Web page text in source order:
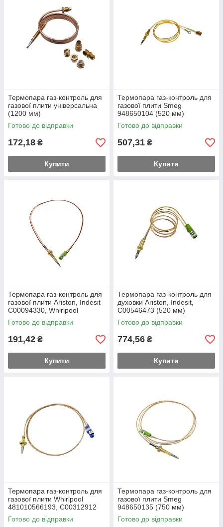
Термопара газ-контроль для
газової плити універсальна
(1200 мм)
Готово до відправки
172,18 ₴
Купити
Термопара газ-контроль для
газової плити Smeg
948650104 (520 мм)
Готово до відправки
507,31 ₴
Купити
Термопара газ-контроль для
газової плити Ariston, Indesit
C00094330, Whirlpool
482000028009 (450 мм)
Готово до відправки
191,42 ₴
Купити
Термопара газ-контроль для
духовки Ariston, Indesit,
C00546473 (520 мм)
Готово до відправки
774,56 ₴
Купити
Термопара газ-контроль для
газової плити Whirlpool
481010566193, C00312912
(520 мм)
Готово до відправки
Термопара газ-контроль для
газової плити Smeg
948650135 (750 мм)
Готово до відправки